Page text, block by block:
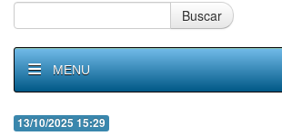
Buscar
MENU
13/10/2025 15:29